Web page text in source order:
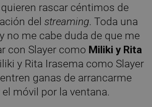
rascar céntimos de
delstreaming. Toda una
no me cabe duda de que me
con Slayer como Miliki y Rita
y Rita Irasema como Slayer
ganas de arrancarme
móvil por la ventana.